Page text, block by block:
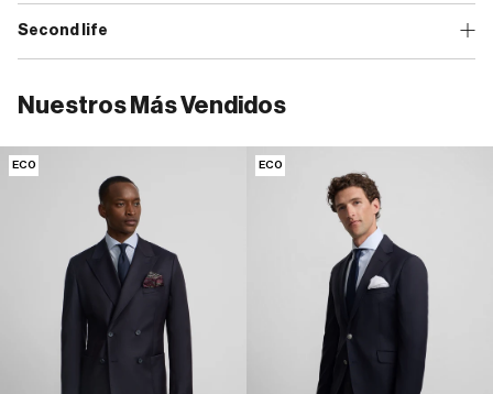
Second life
Nuestros Más Vendidos
ECO ECO